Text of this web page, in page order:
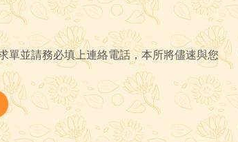
單並請務必填上連絡電話，本所將儘速與您